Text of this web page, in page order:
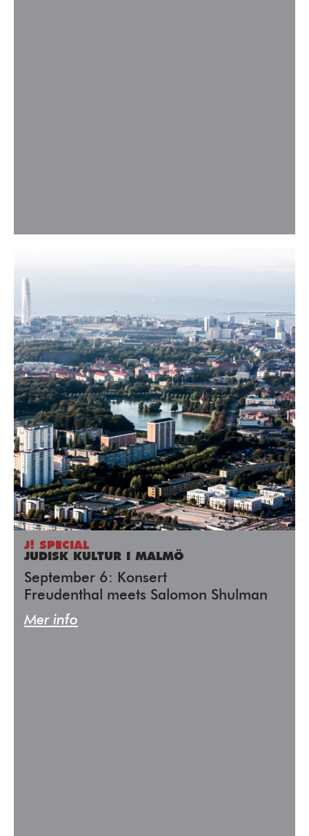
J! SPECIAL
JUDISK KULTUR I MALMÖ
September 6: Konsert
Freudenthal meets Salomon Shulman
Mer info